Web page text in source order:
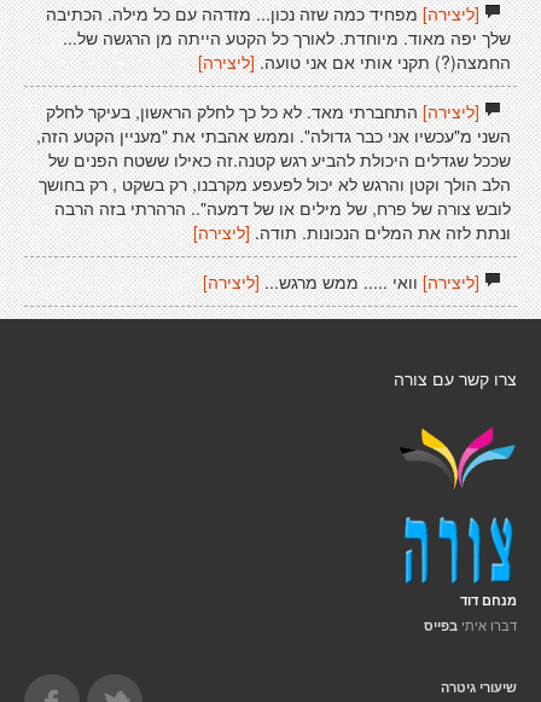
[ליצירה]מפחיד כמה שזה נכון... מזדהה עם כל מילה. הכתיבה
שלך יפה מאוד. מיוחדת. לאורך כל הקטע הייתה מן הרגשה של...
החמצה(?) תקני אותי אם אני טועה.[ליצירה]
[ליצירה]התחברתי מאד. לא כל כך לחלק הראשון, בעיקר לחלק
השני מ"עכשיו אני כבר גדולה". וממש אהבתי את "מעניין הקטע הזה,
שככל שגדלים היכולת להביע רגש קטנה.זה כאילו ששטח הפנים של
הלב הולך וקטן והרגש לא יכול לפעפע מקרבנו, רק בשקט , רק בחושך
לובש צורה של פרח, של מילים או של דמעה".. הרהרתי בזה הרבה
ונתת לזה את המלים הנכונות. תודה. [ליצירה]
[ליצירה]וואי ..... ממש מרגש... [ליצירה]
צרו קשר עם צורה
מנחם דוד
דברו איתי בפייס
שיעורי גיטרה